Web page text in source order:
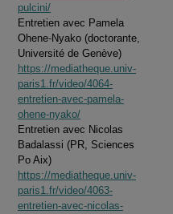
pulcini/
Entretien avec Pamela
Ohene-Nyako (doctorante,
Université de Genève)
https://mediatheque.univ-
paris1.fr/video/4064-
entretien-avec-pamela-
ohene-nyako/
Entretien avec Nicolas
Badalassi (PR, Sciences
Po Aix)
https://mediatheque.univ-
paris1.fr/video/4063-
entretien-avec-nicolas-